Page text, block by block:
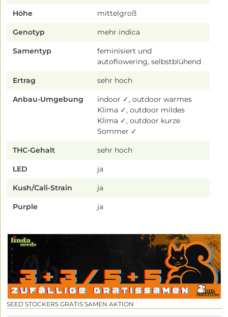
Höhe mittelgroß
Genotyp mehr indica
Samentyp
feminisiert und
autoflowering, selbstblühend
Ertrag sehr hoch
Anbau-Umgebung
indoor ✓, outdoor warmes
Klima ✓, outdoor mildes
Klima ✓, outdoor kurze
Sommer ✓
THC-Gehalt sehr hoch
LED ja
Kush/Cali-Strain ja
Purple ja
SEED STOCKERS GRATIS SAMEN AKTION